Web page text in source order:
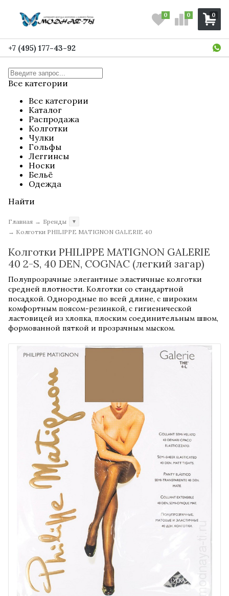
0
0 0
+7 (495) 177-43-92
Все категории
Все категории
Каталог
Распродажа
Колготки
Чулки
Гольфы
Леггинсы
Носки
Бельё
Одежда
Найти
Главная → Бренды ▼
→ Колготки PHILIPPE MATIGNON GALERIE 40
Колготки PHILIPPE MATIGNON GALERIE
40 2-S, 40 DEN, COGNAC (легкий загар)
Полупрозрачные элегантные эластичные колготки
средней плотности. Колготки со стандартной
посадкой. Однородные по всей длине, с широким
комфортным поясом-резинкой, с гигиенической
ластовицей из хлопка, плоским соединительным швом,
формованной пяткой и прозрачным мыском.